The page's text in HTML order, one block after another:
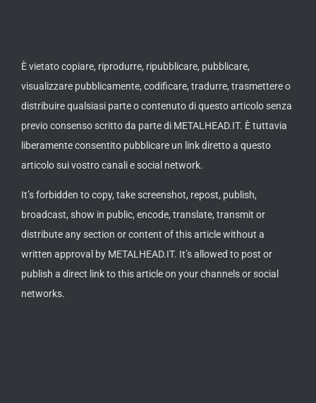
È vietato copiare, riprodurre, ripubblicare, pubblicare,
visualizzare pubblicamente, codificare, tradurre, trasmettere o
distribuire qualsiasi parte o contenuto di questo articolo senza
previo consenso scritto da parte di METALHEAD.IT. È tuttavia
liberamente consentito pubblicare un link diretto a questo
articolo sui vostro canali e social network.
It’s forbidden to copy, take screenshot, repost, publish,
broadcast, show in public, encode, translate, transmit or
distribute any section or content of this article without a
written approval by METALHEAD.IT. It’s allowed to post or
publish a direct link to this article on your channels or social
networks.